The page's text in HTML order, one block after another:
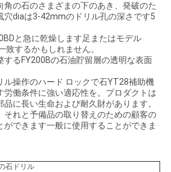
角の石のさまざまの下のあき、発破のた
穴diaは3-42mmのドリル孔の深さです5
と急に乾燥します足またはモデル
致するかもしれません。
するFY200Bの石油貯留層の透明な表面
ル操作のハード ロックで石YT28補助機
労働条件に強い適応性を。プロダクトは
に長い生命および耐久財があります。
れと予備品の取り替えのための顧客の
できます一般に使用することができま
石ドリル